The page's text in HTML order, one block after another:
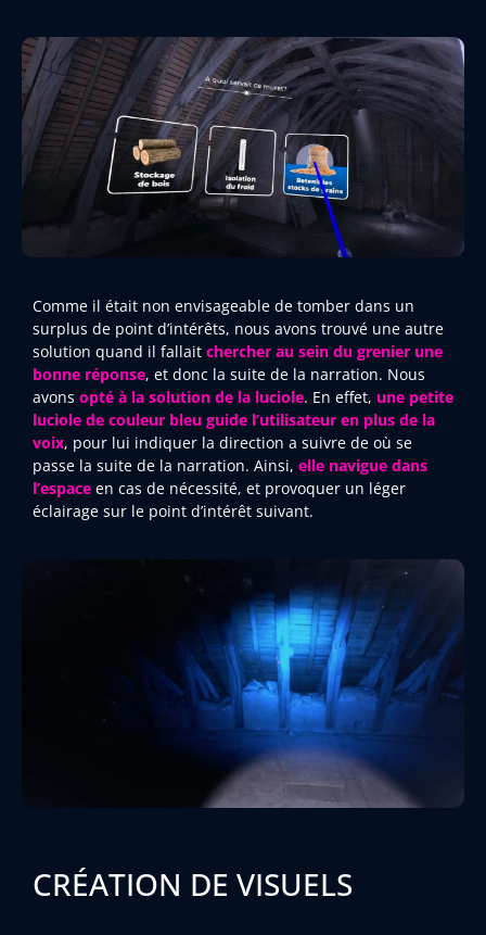
Comme il était non envisageable de tomber dans un
surplus de point d’intérêts, nous avons trouvé une autre
solution quand il fallait chercher au sein du grenier une
bonne réponse, et donc la suite de la narration. Nous
avons opté à la solution de la luciole. En effet, une petite
luciole de couleur bleu guide l’utilisateur en plus de la
voix, pour lui indiquer la direction a suivre de où se
passe la suite de la narration. Ainsi, elle navigue dans
l’espace en cas de nécessité, et provoquer un léger
éclairage sur le point d’intérêt suivant.
CRÉATION DE VISUELS